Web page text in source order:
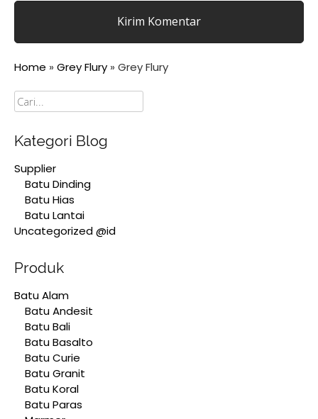
Home » Grey Flury » Grey Flury
Cari
Kategori Blog
Supplier
Batu Dinding
Batu Hias
Batu Lantai
Uncategorized @id
Produk
Batu Alam
Batu Andesit
Batu Bali
Batu Basalto
Batu Curie
Batu Granit
Batu Koral
Batu Paras